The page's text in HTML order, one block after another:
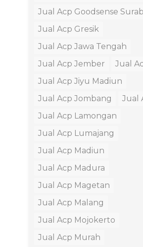
Jual Acp Goodsense
Jual Acp Gresik
Jual Acp Jawa Tengah
Jual Acp Jember
Jual
Jual Acp Jiyu Madiun
Jual Acp Jombang
Jual
Jual Acp Lamongan
Jual Acp Lumajang
Jual Acp Madiun
Jual Acp Madura
Jual Acp Magetan
Jual Acp Malang
Jual Acp Mojokerto
Jual Acp Murah